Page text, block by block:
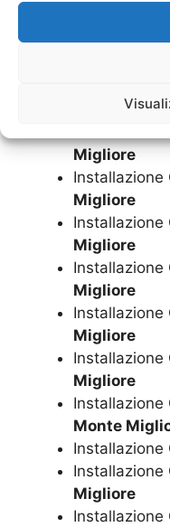
Migliore
Migliore
Installazione
Migliore
Installazione
Migliore
Installazione
Migliore
Installazione
Migliore
Installazione
Migliore
Installazione
Monte
Installazione
Installazione
Migliore
Installazione